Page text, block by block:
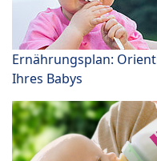
Ernährungsplan:
Ihres Babys